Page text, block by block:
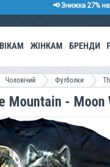
📢 Знижка 27%
ЖІНКАМ БРЕНДИ
Чоловічий Футболки
Mountain -